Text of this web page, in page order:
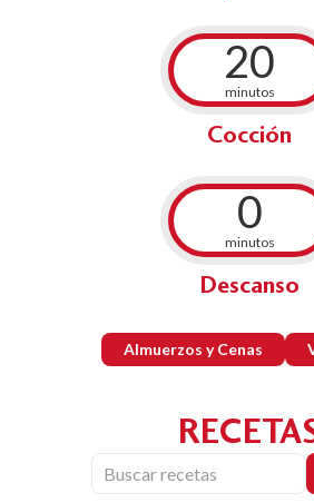
20
minutos
Cocción
0
minutos
Descanso
Almuerzos y Cenas